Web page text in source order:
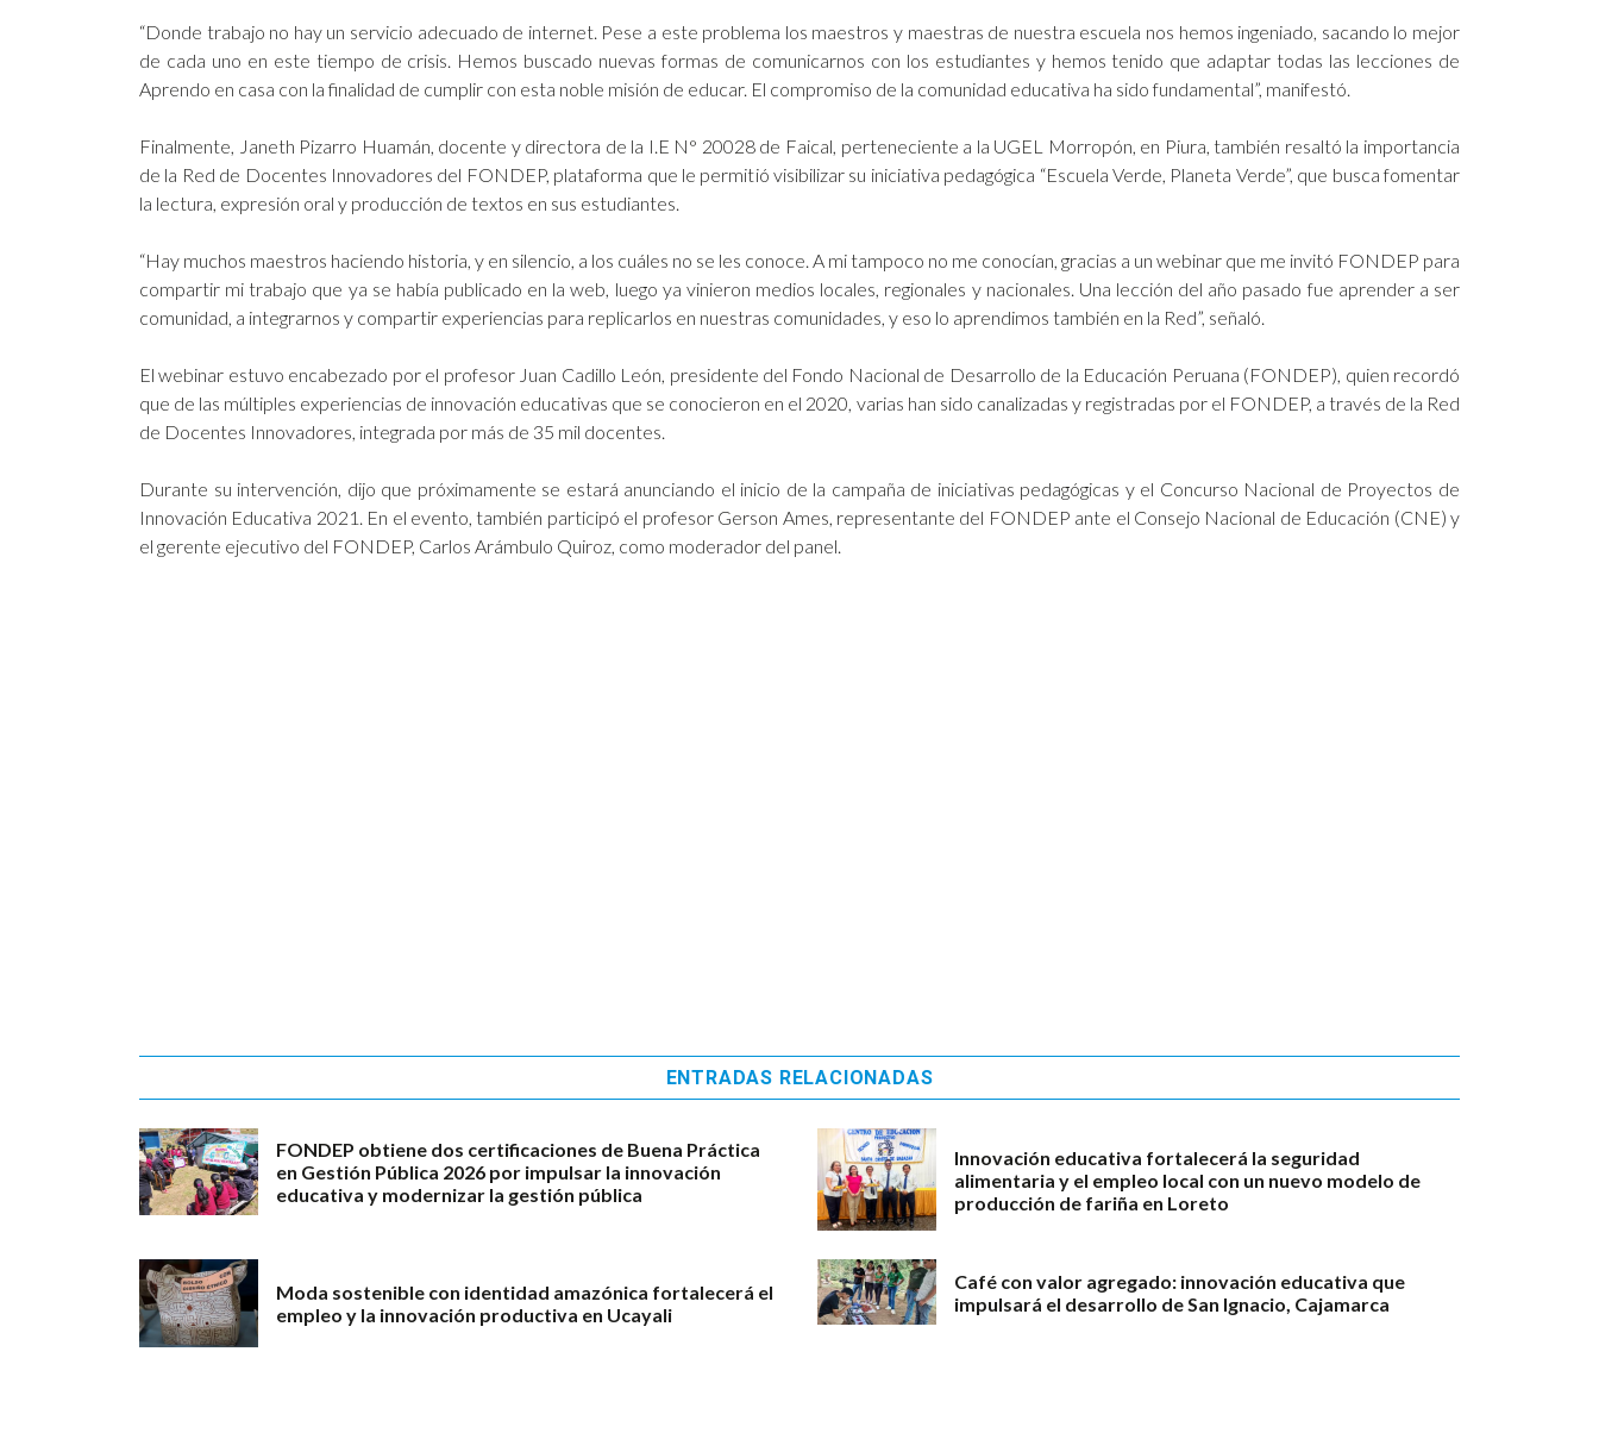
“Donde trabajo no hay un servicio adecuado de internet. Pese a este problema los maestros y maestras de nuestra escuela nos hemos ingeniado, sacando lo mejor
de cada uno en este tiempo de crisis. Hemos buscado nuevas formas de comunicarnos con los estudiantes y hemos tenido que adaptar todas las lecciones de
Aprendo en casa con la finalidad de cumplir con esta noble misión de educar. El compromiso de la comunidad educativa ha sido fundamental”, manifestó.
Finalmente, Janeth Pizarro Huamán, docente y directora de la I.E N° 20028 de Faical, perteneciente a la UGEL Morropón, en Piura, también resaltó la importancia
de la Red de Docentes Innovadores del FONDEP, plataforma que le permitió visibilizar su iniciativa pedagógica “Escuela Verde, Planeta Verde”, que busca fomentar
la lectura, expresión oral y producción de textos en sus estudiantes.
“Hay muchos maestros haciendo historia, y en silencio, a los cuáles no se les conoce. A mi tampoco no me conocían, gracias a un webinar que me invitó FONDEP para
compartir mi trabajo que ya se había publicado en la web, luego ya vinieron medios locales, regionales y nacionales. Una lección del año pasado fue aprender a ser
comunidad, a integrarnos y compartir experiencias para replicarlos en nuestras comunidades, y eso lo aprendimos también en la Red”, señaló.
El webinar estuvo encabezado por el profesor Juan Cadillo León, presidente del Fondo Nacional de Desarrollo de la Educación Peruana (FONDEP), quien recordó
que de las múltiples experiencias de innovación educativas que se conocieron en el 2020, varias han sido canalizadas y registradas por el FONDEP, a través de la Red
de Docentes Innovadores, integrada por más de 35 mil docentes.
Durante su intervención, dijo que próximamente se estará anunciando el inicio de la campaña de iniciativas pedagógicas y el Concurso Nacional de Proyectos de
Innovación Educativa 2021. En el evento, también participó el profesor Gerson Ames, representante del FONDEP ante el Consejo Nacional de Educación (CNE) y
el gerente ejecutivo del FONDEP, Carlos Arámbulo Quiroz, como moderador del panel.
ENTRADAS RELACIONADAS
FONDEP obtiene dos certificaciones de Buena Práctica
en Gestión Pública 2026 por impulsar la innovación
educativa y modernizar la gestión pública
Innovación educativa fortalecerá la seguridad
alimentaria y el empleo local con un nuevo modelo de
producción de fariña en Loreto
Moda sostenible con identidad amazónica fortalecerá el
empleo y la innovación productiva en Ucayali
Café con valor agregado: innovación educativa que
impulsará el desarrollo de San Ignacio, Cajamarca